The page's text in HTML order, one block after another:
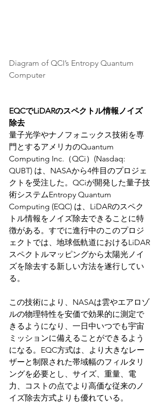
Diagram of QCI’s Entropy Quantum
Computer
EQCでLiDARのスペクトル情報ノイズ
除去
量子光学やナノフォニックス技術を専
門とするアメリカのQuantum
Computing Inc.（QCi）(Nasdaq:
QUBT) は、NASAから4件目のプロジェ
クトを受注した。QCiが開発した量子技
術システムEntropy Quantum
Computing (EQC) は、LiDARのスペク
トル情報をノイズ除去できることに特
徴がある。すでに進行中のこのプロジ
ェクトでは、地球低軌道におけるLiDAR
スペクトルマッピングから太陽光ノイ
ズを除去する新しい方法を遂行してい
る。
この技術により、NASAは雲やエアロゾ
ルの物理特性を安価で効果的に測定で
きるようになり、一日中いつでも宇宙
ミッションに備えることができるよう
になる。EQC方式は、より大きなレー
ザーと制限された帯域幅のフィルタリ
ングを必要とし、サイズ、重量、電
力、コストの点でより高価な従来のノ
イズ除去方式よりも優れている。